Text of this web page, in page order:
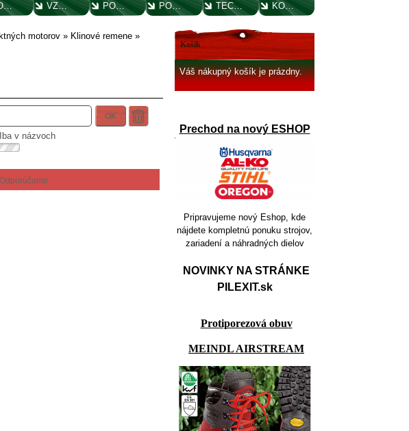
POTVRDENIE O VYTKNUTÍ VADY VZOROVÝ FORMULÁR ODSTÚPENIA OD ZMLUVY POUČENIE O UPLATNENÍ PRÁVA SPOTREBITEĽA PORADENSTVO TECHNICKÉ VÝKRESY KONTAKT
motorov » Klinové remene »
OK
Iba v názvoch
Odporúčame
Košík
Váš nákupný košík je prázdny.
Prechod na nový ESHOP
Pripravujeme nový Eshop, kde
nájdete kompletnú ponuku strojov,
zariadení a náhradných dielov
NOVINKY NA STRÁNKE
PILEXIT.sk
Protiporezová obuv
MEINDL AIRSTREAM